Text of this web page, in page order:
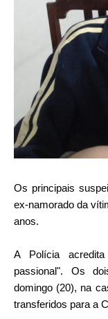
Os principais
ex-namorado da
anos.
A Polícia
passional". Os
domingo (20), na
transferidos para a